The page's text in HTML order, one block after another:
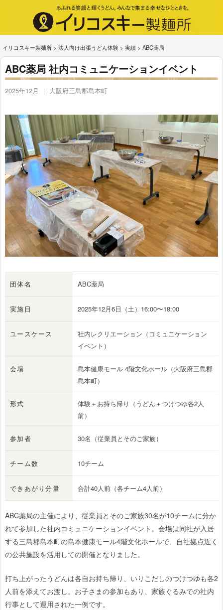
イリコスキー製麺所 > 法人向け出張うどん体験 > 実績 > ABC薬局
ABC薬局 社内コミュニケーションイベント
2025年12月 ｜ 大阪府三島郡島本町
団体名 ABC薬局
実施日 2025年12月6日（土）16:00〜18:00
ユースケース
社内レクリエーション（コミュニケーション
イベント）
会場
島本健康モール 4階文化ホール（大阪府三島郡
島本町）
形式
体験＋お持ち帰り（うどん＋つけつゆ各2人
前）
参加者 30名（従業員とそのご家族）
チーム数 10チーム
できあがり分量 合計40人前（各チーム4人前）
ABC薬局の主催により、従業員とそのご家族30名が10チームに分か
れて参加した社内コミュニケーションイベント。会場は同社が入居
する三島郡島本町の島本健康モール4階文化ホールで、自社拠点近く
の公共施設を活用しての開催となりました。
打ち上がったうどんは各自お持ち帰り、いりこだしのつけつゆも各2
人前を添えてお渡し。お子さまの参加もあり、家族ぐるみでの社内
行事として運用された一例です。